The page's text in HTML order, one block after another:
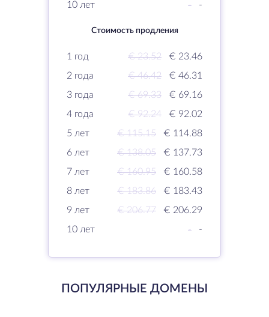
10 лет
- -
Стоимость продления
1 год € 23.52
€ 23.46
2 года
€ 46.42
€ 46.31
3 года
€ 69.33
€ 69.16
4 года
€ 92.24
€ 92.02
5 лет
€ 115.15
€ 114.88
6 лет
€ 138.05
€ 137.73
7 лет
€ 160.95
€ 160.58
8 лет
€ 183.86
€ 183.43
9 лет
€ 206.77
€ 206.29
10 лет
- -
ПОПУЛЯРНЫЕ ДОМЕНЫ